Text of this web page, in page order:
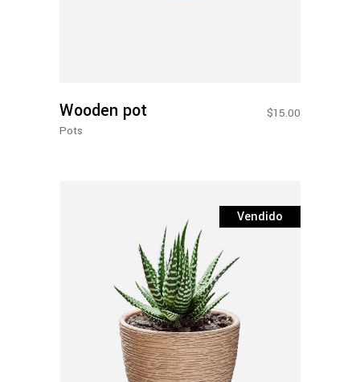
Wooden pot $15.00
Pots
Vendido